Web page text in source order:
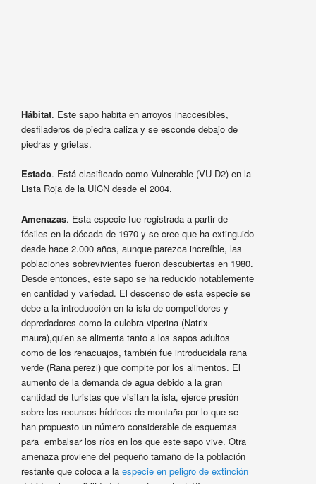
Hábitat. Este sapo habita en arroyos inaccesibles,
desfiladeros de piedra caliza y se esconde debajo de
piedras y grietas.
Estado. Está clasificado como Vulnerable (VU D2) en la
Lista Roja de la UICN desde el 2004.
Amenazas. Esta especie fue registrada a partir de
fósiles en la década de 1970 y se cree que ha extinguido
desde hace 2.000 años, aunque parezca increíble, las
poblaciones sobrevivientes fueron descubiertas en 1980.
Desde entonces, este sapo se ha reducido notablemente
en cantidad y variedad. El descenso de esta especie se
debe a la introducción en la isla de competidores y
depredadores como la culebra viperina (Natrix
maura),quien se alimenta tanto a los sapos adultos
como de los renacuajos, también fue introducidala rana
verde (Rana perezi) que compite por los alimentos. El
aumento de la demanda de agua debido a la gran
cantidad de turistas que visitan la isla, ejerce presión
sobre los recursos hídricos de montaña por lo que se
han propuesto un número considerable de esquemas
para embalsar los ríos en los que este sapo vive. Otra
amenaza proviene del pequeño tamaño de la población
restante que coloca a la especie en peligro de extinción